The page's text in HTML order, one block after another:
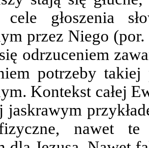
cele głoszenia
przez Niego
odrzuceniem
potrzeby
Kontekst całej
jaskrawym
nawet te